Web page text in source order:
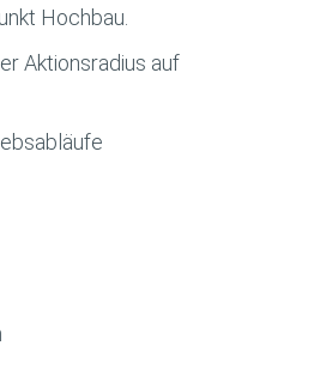
Hochbau.
Aktionsradius auf